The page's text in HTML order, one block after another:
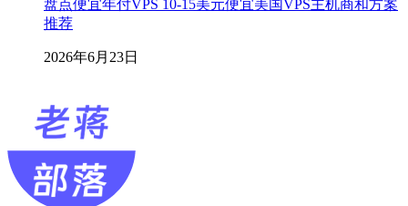
盘点便宜年付VPS 10-15美元便宜美国VPS主机商和方案
推荐
2026年6月23日